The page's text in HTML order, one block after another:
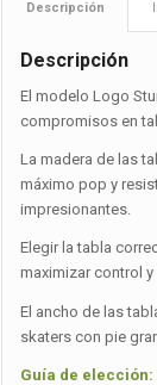
Descripción
Descripción
El modelo Logo
compromisos en
La madera de las
máximo pop y
impresionantes.
Elegir la tabla
maximizar control
El ancho de las
skaters con pie
Guía de elección: